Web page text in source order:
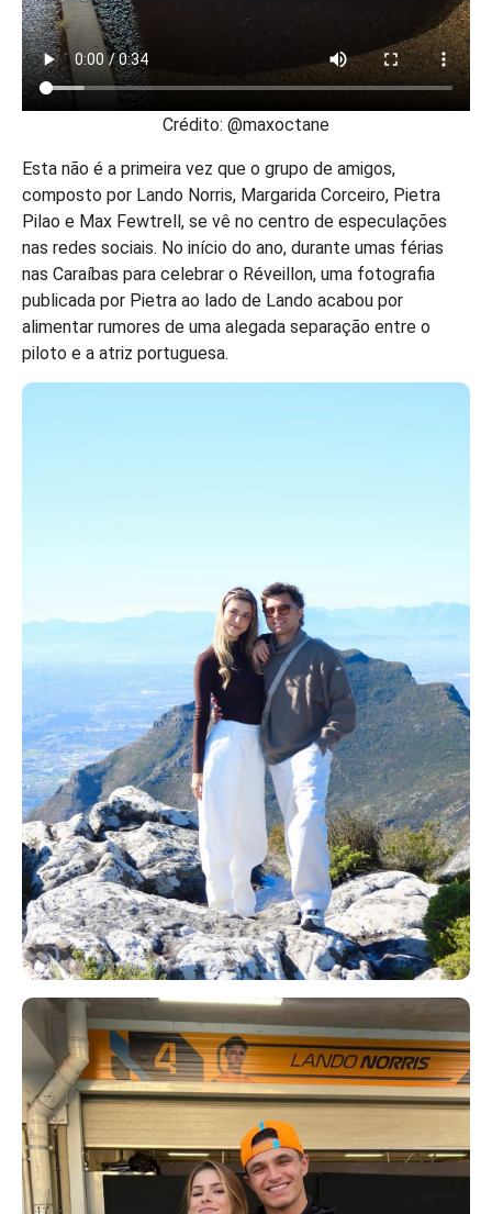
Crédito: @maxoctane
Esta não é a primeira vez que o grupo de amigos,
composto por Lando Norris, Margarida Corceiro, Pietra
Pilao e Max Fewtrell, se vê no centro de especulações
nas redes sociais. No início do ano, durante umas férias
nas Caraíbas para celebrar o Réveillon, uma fotografia
publicada por Pietra ao lado de Lando acabou por
alimentar rumores de uma alegada separação entre o
piloto e a atriz portuguesa.